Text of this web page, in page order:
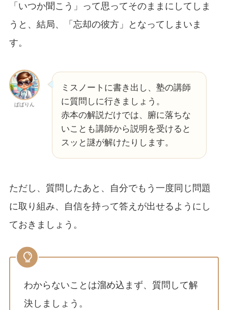
「いつか聞こう」って思ってそのままにしてしま
うと、結局、「忘却の彼方」となってしまいま
す。
ぱぱりん
ミスノートに書き出し、塾の講師
に質問しに行きましょう。
赤本の解説だけでは、腑に落ちな
いことも講師から説明を受けると
スッと謎が解けたりします。
ただし、質問したあと、自分でもう一度同じ問題
に取り組み、自信を持って答えが出せるようにし
ておきましょう。
わからないことは溜め込まず、質問して解
決しましょう。